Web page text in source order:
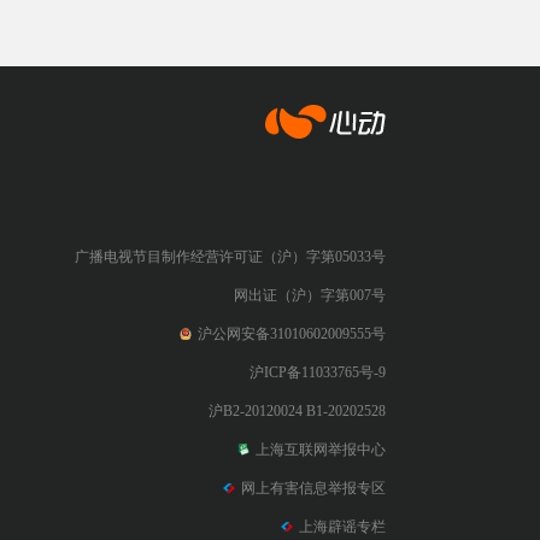
广播电视节目制作经营许可证（沪）字第05033号
网出证（沪）字第007号
沪公网安备31010602009555号
沪ICP备11033765号-9
沪B2-20120024 B1-20202528
上海互联网举报中心
网上有害信息举报专区
上海辟谣专栏
心动网络